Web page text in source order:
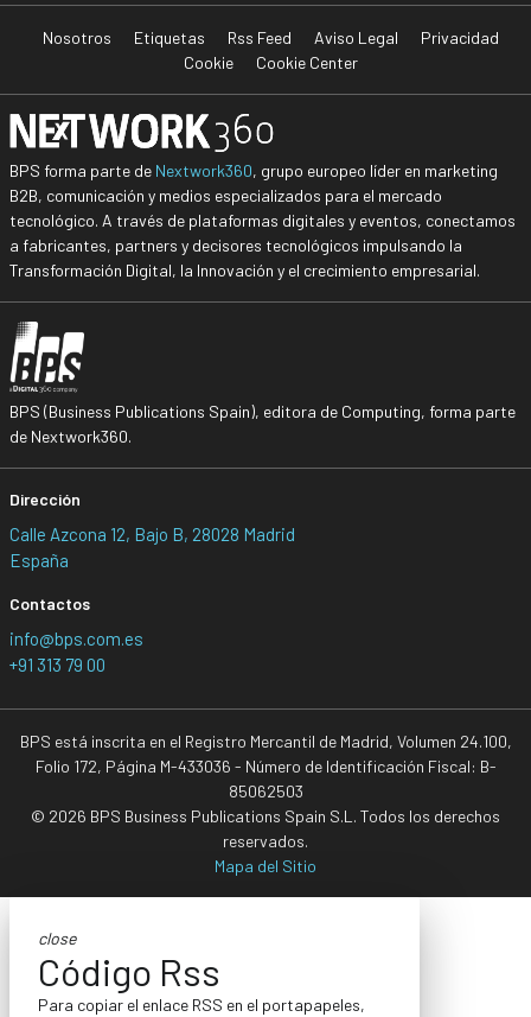
Nosotros Etiquetas Rss Feed Aviso Legal
Privacidad
Cookie
Cookie Center
BPS forma parte de Nextwork360, grupo europeo líder en marketing
B2B, comunicación y medios especializados para el mercado
tecnológico. A través de plataformas digitales y eventos, conectamos
a fabricantes, partners y decisores tecnológicos impulsando la
Transformación Digital, la Innovación y el crecimiento empresarial.
BPS (Business Publications Spain), editora de Computing, forma parte
de Nextwork360.
Dirección
Calle Azcona 12, Bajo B, 28028 Madrid
España
Contactos
info@bps.com.es
+91 313 79 00
BPS está inscrita en el Registro Mercantil de Madrid, Volumen 24.100,
Folio 172, Página M-433036 - Número de Identificación Fiscal: B-
85062503
© 2026 BPS Business Publications Spain S.L. Todos los derechos
reservados.
Mapa del Sitio
close
Código Rss
Para copiar el enlace RSS en el portapapeles,